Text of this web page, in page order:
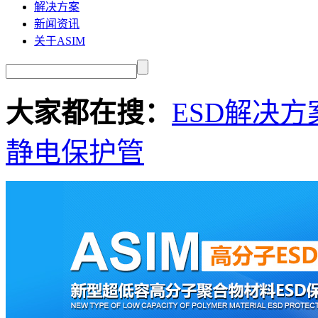
解决方案
新闻资讯
关于ASIM
大家都在搜： ESD解决方
静电保护管